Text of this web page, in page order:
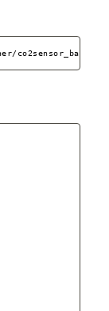
co2sensor_ba1